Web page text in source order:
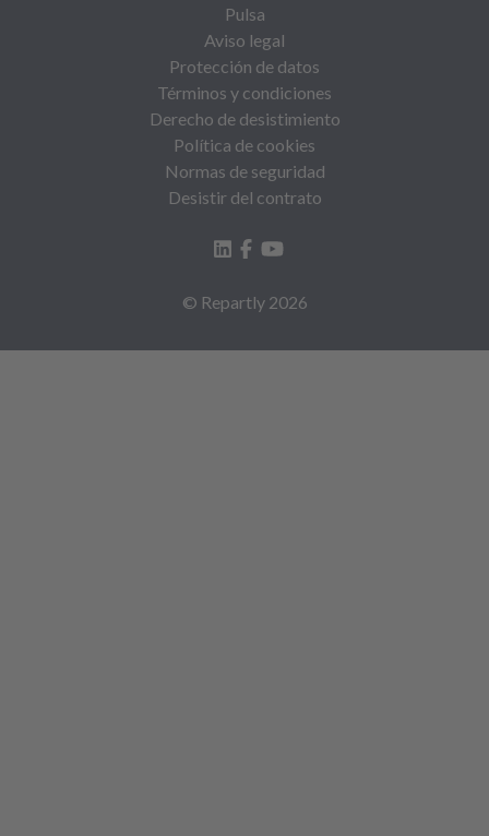
Pulsa
Aviso legal
Protección de datos
Términos y condiciones
Derecho de desistimiento
Política de cookies
Normas de seguridad
Desistir del contrato
© Repartly 2026